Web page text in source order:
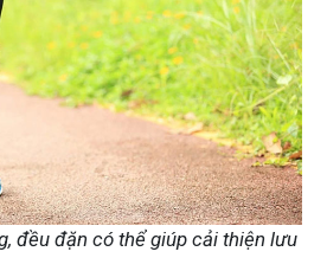
đều đặn có thể giúp cải thiện lưu